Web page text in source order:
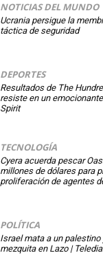
NOTICIAS DEL MUNDO
Ucrania persigue la
táctica de seguridad
DEPORTES
Resultados de The
resiste en un
Spirit
TECNOLOGÍA
Cyera acuerda pescar
millones de dólares para
proliferación de agentes
POLÍTICA
Israel mata a un palestino
mezquita en Lazo |